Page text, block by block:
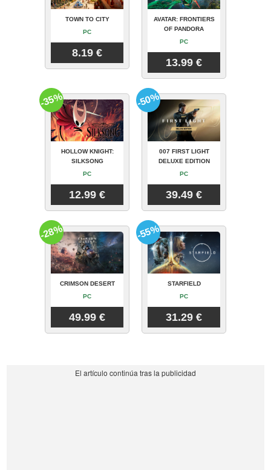
TOWN TO CITY
PC
8.19 €
AVATAR: FRONTIERS
OF PANDORA
PC
13.99 €
HOLLOW KNIGHT:
SILKSONG
PC
12.99 €
-35%
007 FIRST LIGHT
DELUXE EDITION
PC
39.49 €
-50%
CRIMSON DESERT
PC
49.99 €
-28%
STARFIELD
PC
31.29 €
-55%